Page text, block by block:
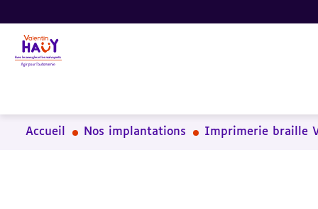
Aller
au
contenu
principal
Aller
au
pied
de
Aller
à
la
recherche
Accueil Nos implantations Imprimerie braille